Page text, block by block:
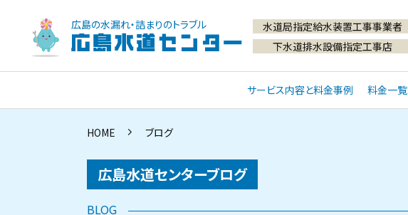
広島の水漏れ・詰まりのトラブル
広島水道センター
サービス内容と料金事例 料金一覧
水道局指定給水装置工事事業者
下水道排水設備指定工事店
HOME ブログ
広島水道センターブログ